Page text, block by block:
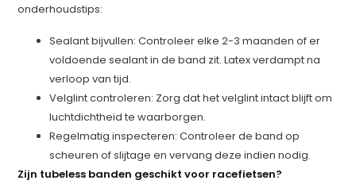
onderhoudstips:
Sealant bijvullen: Controleer elke 2-3 maanden of er
voldoende sealant in de band zit. Latex verdampt na
verloop van tijd.
Velglint controleren: Zorg dat het velglint intact blijft om
luchtdichtheid te waarborgen.
Regelmatig inspecteren: Controleer de band op
scheuren of slijtage en vervang deze indien nodig.
Zijn tubeless banden geschikt voor racefietsen?